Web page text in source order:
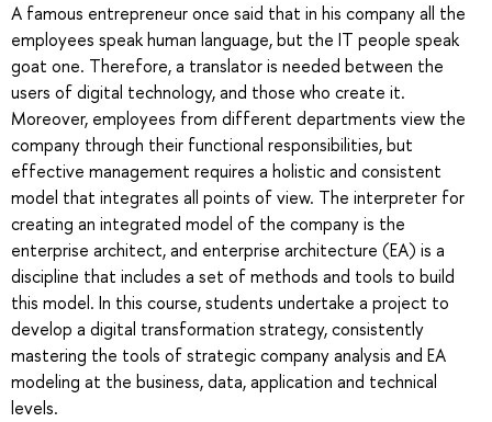
A famous entrepreneur once said that in his company all the
employees speak human language, but the IT people speak
goat one. Therefore, a translator is needed between the
users of digital technology, and those who create it.
Moreover, employees from different departments view the
company through their functional responsibilities, but
effective management requires a holistic and consistent
model that integrates all points of view. The interpreter for
creating an integrated model of the company is the
enterprise architect, and enterprise architecture (EA) is a
discipline that includes a set of methods and tools to build
this model. In this course, students undertake a project to
develop a digital transformation strategy, consistently
mastering the tools of strategic company analysis and EA
modeling at the business, data, application and technical
levels.